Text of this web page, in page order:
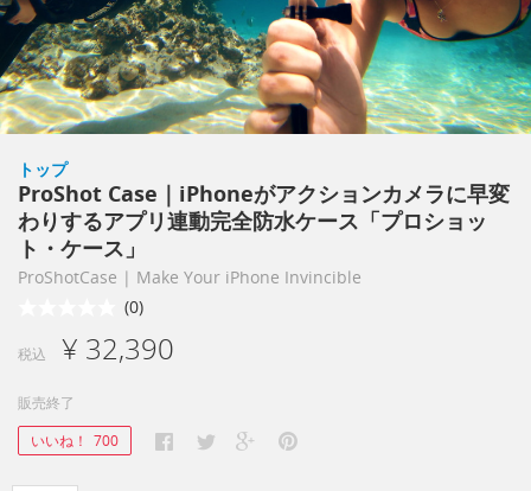
トップ
ProShot Case｜iPhoneがアクションカメラに早変
わりするアプリ連動完全防水ケース「プロショッ
ト・ケース」
ProShotCase | Make Your iPhone Invincible
(0)
税込 ¥ 32,390
販売終了
いいね！ 700